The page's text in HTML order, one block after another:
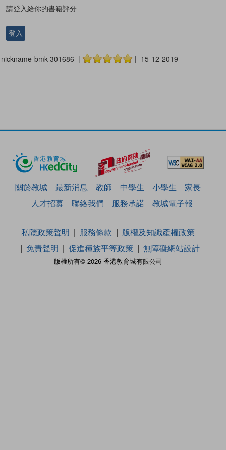
請登入給你的書籍評分
登入
nickname-bmk-301686 | | 15-12-2019
關於教城 最新消息 教師 中學生 小學生
家長
人才招募
聯絡我們 服務承諾 教城電子報
版權所有© 2026 香港教育城有限公司
私隱政策聲明 服務條款
版權及知識產權政策
免責聲明
促進種族平等政策 無障礙網站設計